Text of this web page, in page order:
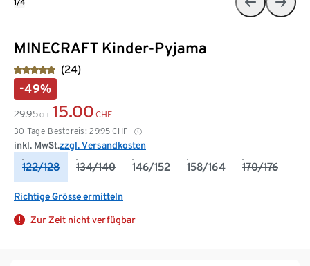
MINECRAFT Kinder-Pyjama
(24)
-49%
29.95 CHF 15.00 CHF
30-Tage-Bestpreis: 29.95 CHF
inkl. MwSt.zzgl. Versandkosten
122/128 134/140 146/152 158/164 170/176
Richtige Grösse ermitteln
Zur Zeit nicht verfügbar